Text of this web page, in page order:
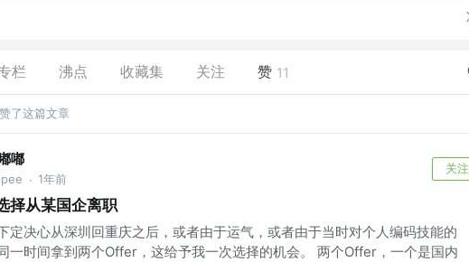
栏 沸点 收藏集 关注 赞 11
赞了这篇文章
嘟
· 1年前
关注
择从某国企离职
定决心从深圳回重庆之后，或者由于运气，或者由于当时对个人编码技能的
一时间拿到两个Offer，这给予我一次选择的机会。 两个Offer，一个是国内